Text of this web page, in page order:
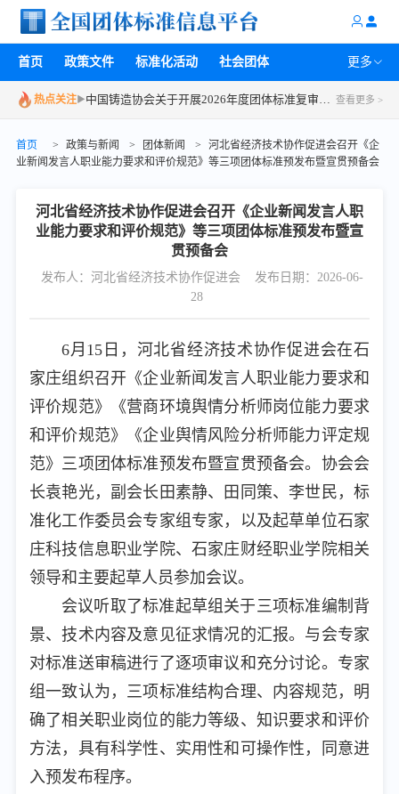
首页 政策文件 标准化活动 社会团体 更多
热点关注▶
关于召开2026年第一批团体标准立项评审会的通知
中国铸造协会关于开展2026年度团体标准复审工作的通知
湖南省信用管理协会关于召开第一次《商业特许经营企业信用评价规范》团体标准技术评审会的通知
中国汽车工程学会会议预告 | 关于召开汽车数据流通团体标准建设研讨会的通知
查看更多 >
首页 > 政策与新闻 > 团体新闻 >
河北省经济技术协作促进会召开《企
业新闻发言人职业能力要求和评价规范》等三项团体标准预发布暨宣贯预备会
河北省经济技术协作促进会召开《企业新闻发言人职
业能力要求和评价规范》等三项团体标准预发布暨宣
贯预备会
发布人：河北省经济技术协作促进会
发布日期：2026-06-
28
6月15日，河北省经济技术协作促进会在石
家庄组织召开《企业新闻发言人职业能力要求和
评价规范》《营商环境舆情分析师岗位能力要求
和评价规范》《企业舆情风险分析师能力评定规
范》三项团体标准预发布暨宣贯预备会。协会会
长袁艳光，副会长田素静、田同策、李世民，标
准化工作委员会专家组专家，以及起草单位石家
庄科技信息职业学院、石家庄财经职业学院相关
领导和主要起草人员参加会议。
会议听取了标准起草组关于三项标准编制背
景、技术内容及意见征求情况的汇报。与会专家
对标准送审稿进行了逐项审议和充分讨论。专家
组一致认为，三项标准结构合理、内容规范，明
确了相关职业岗位的能力等级、知识要求和评价
方法，具有科学性、实用性和可操作性，同意进
入预发布程序。